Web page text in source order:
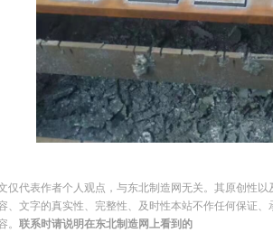
仅代表作者个人观点，与东北制造网无关。其原创性
、文字的真实性、完整性、及时性本站不作任何保证
。 联系时请说明在东北制造网上看到的